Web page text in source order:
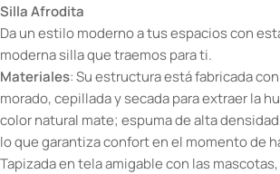
Silla Afrodita
Da un estilo moderno a tus espacios con
moderna silla que traemos para ti.
Materiales: Su estructura está fabricada
morado, cepillada y secada para extraer la
color natural mate; espuma de alta
lo que garantiza confort en el momento de
Tapizada en tela amigable con las